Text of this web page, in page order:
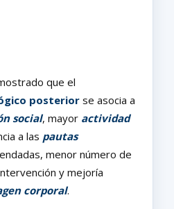
que el
posterior se asocia a
social, mayor actividad
a las pautas
menor número de
y mejoría
corporal.